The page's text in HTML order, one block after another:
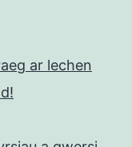
ar lechen